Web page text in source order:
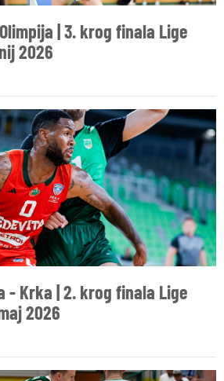
| 3. krog finala Lige
2026
- Krka | 2. krog finala Lige
2026